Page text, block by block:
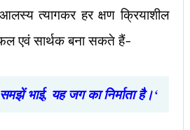
त्यागकर हर क्षण क्रियाशील
एवं सार्थक बना सकते हैं-
समझें भाई, यह जग का निर्माता है।‘